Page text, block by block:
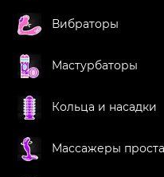
Вибраторы
Мастурбаторы
Кольца и насадки
Массажеры